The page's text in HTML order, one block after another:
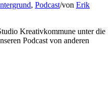
, Podcast/von Erik
Kreativkommune unter die
Podcast von anderen